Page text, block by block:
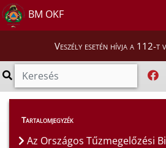
BM OKF
Veszély esetén hívja a 112-t
Híreink > Hírek
Tartalomjegyzék
Az Országos Tűzmegelőzési